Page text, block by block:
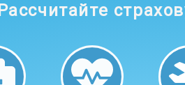
Рассчитайте